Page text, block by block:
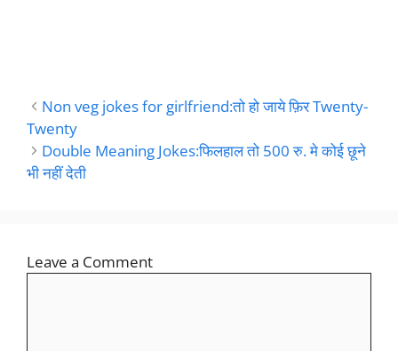
Non veg jokes for girlfriend:तो हो जाये फ़िर Twenty-
Twenty
Double Meaning Jokes:फिलहाल तो 500 रु. मे कोई छूने
भी नहीं देती
Leave a Comment